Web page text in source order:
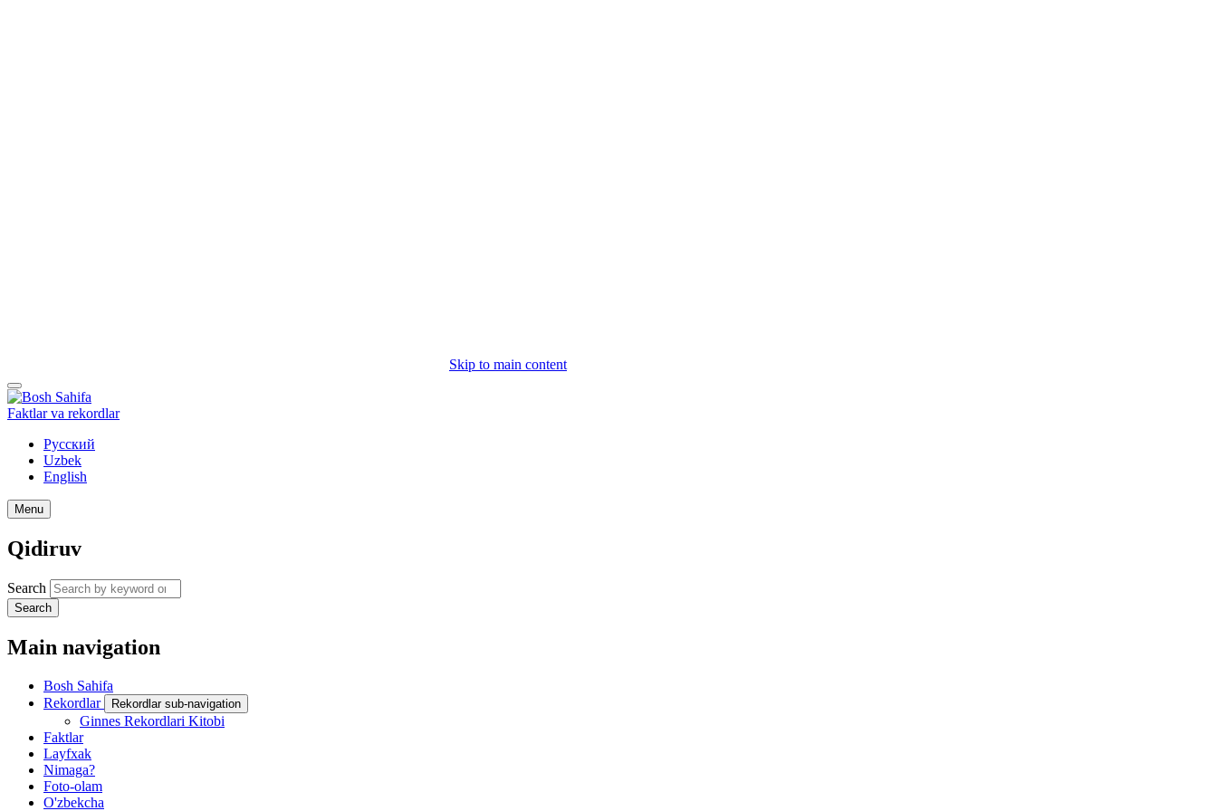
Skip to main content
Faktlar va rekordlar
Русский
Uzbek
English
Menu
Qidiruv
Search
Search
Main navigation
Bosh Sahifa
Rekordlar
Rekordlar sub-navigation
Ginnes Rekordlari Kitobi
Faktlar
Layfxak
Nimaga?
Foto-olam
O'zbekcha